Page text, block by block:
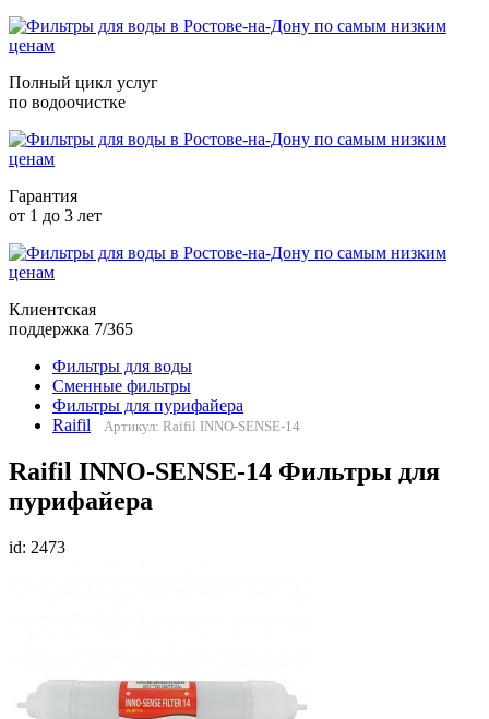
Полный цикл услуг
по водоочистке
Гарантия
от 1 до 3 лет
Клиентская
поддержка 7/365
Фильтры для воды
Сменные фильтры
Фильтры для пурифайера
Raifil
Артикул: Raifil INNO-SENSE-14
Raifil INNO-SENSE-14 Фильтры для
пурифайера
id: 2473